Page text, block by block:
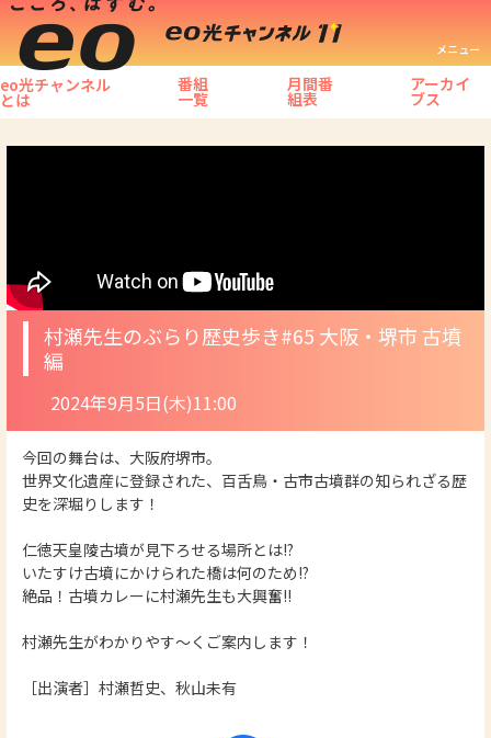
メニュー
eo光チャンネル
とは
番組
一覧
月間番
組表
アーカイ
ブス
村瀬先生のぶらり歴史歩き#65 大阪・堺市 古墳
編
2024年9月5日(木)11:00
今回の舞台は、大阪府堺市。
世界文化遺産に登録された、百舌鳥・古市古墳群の知られざる歴
史を深堀りします！
仁徳天皇陵古墳が見下ろせる場所とは!?
いたすけ古墳にかけられた橋は何のため!?
絶品！古墳カレーに村瀬先生も大興奮!!
村瀬先生がわかりやす～くご案内します！
［出演者］村瀬哲史、秋山未有